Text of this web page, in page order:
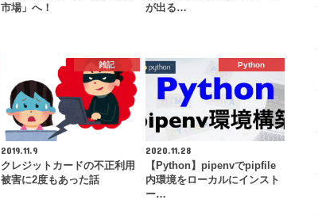
市場」へ！
が出る…
雑記
2019.11.9
クレジットカードの不正利用
被害に2度もあった話
Python
2020.11.28
【Python】pipenvでpipfile
内環境をローカルにインスト
ー…